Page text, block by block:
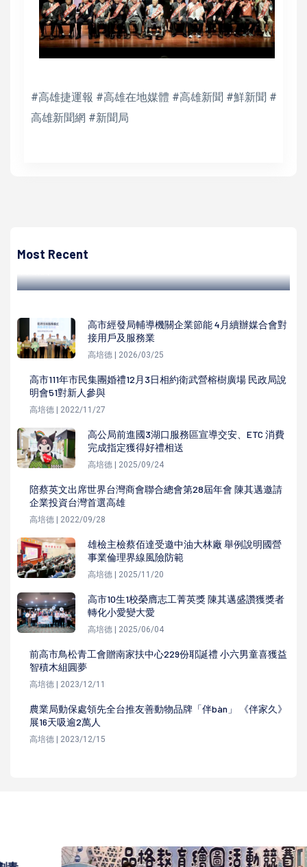
#高雄捷運報 #高雄在地媒體 #高雄新聞 #鮮新聞 #
高雄新聞網 #新聞局
Most Recent
館1F大廳
高市經發局輔導機關企業節能 4月續辦媒合會對
接用戶及服務業
高培德 | 2026/03/25
高市111年市民集團婚禮12月3日相約衛武營榕樹廣場 民政局說
明會51對新人參與
高培德 | 2022/11/27
高公局前進國3湖口服務區宣導交安、ETC 消費
完成指定獲得好禮相送
高培德 | 2025/09/24
陪蔡英文出席世界台灣商會聯合總會第28屆年會 陳其邁邀請
企業投資台灣首選高雄
高培德 | 2022/09/28
雄檢主檢蔡佰達受邀中油大林廠 舉例說明國營
事業倫理界線風險防範
高培德 | 2025/11/20
高市10生1校榮膺志工菁英獎 陳其邁盛讚獲獎者
轉化小愛變大愛
高培德 | 2025/06/04
前高市鳥松青工會贈南家扶中心229份耶誕禮 小六男童喜獲益
智積木組圓夢
高培德 | 2023/12/11
農業局動保處領先全台推友善動物品牌「伴bàn」 《伴家久》
展16天吸逾2萬人
高培德 | 2023/12/15